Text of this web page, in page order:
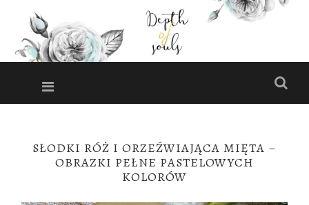
DEPTH
Miejsce pełne
Menu
SŁODKI RÓŻ I ORZEŹWIAJĄCA MIĘTA –
OBRAZKI PEŁNE PASTELOWYCH
KOLORÓW